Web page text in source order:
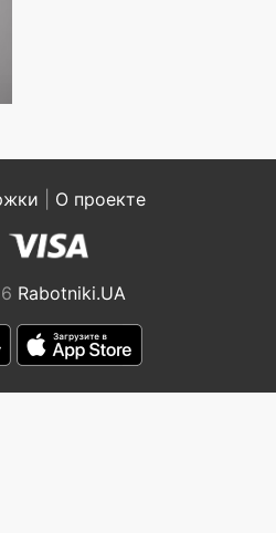
О проекте
Rabotniki.UA